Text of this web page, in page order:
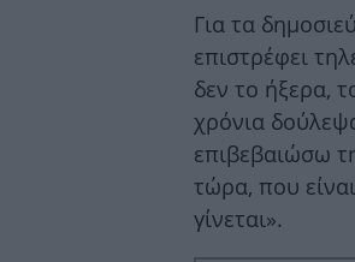
Για τα
επιστρέφει
δεν το ήξερα,
χρόνια
επιβεβαιώσω
τώρα, που
γίνεται».